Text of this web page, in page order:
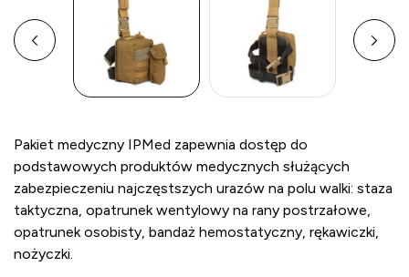
Pakiet medyczny IPMed zapewnia dostęp do
podstawowych produktów medycznych służących
zabezpieczeniu najczęstszych urazów na polu walki: staza
taktyczna, opatrunek wentylowy na rany postrzałowe,
opatrunek osobisty, bandaż hemostatyczny, rękawiczki,
nożyczki.